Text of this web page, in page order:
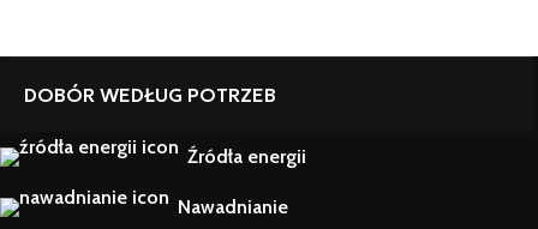
DOBÓR WEDŁUG POTRZEB
Źródła energii
Nawadnianie